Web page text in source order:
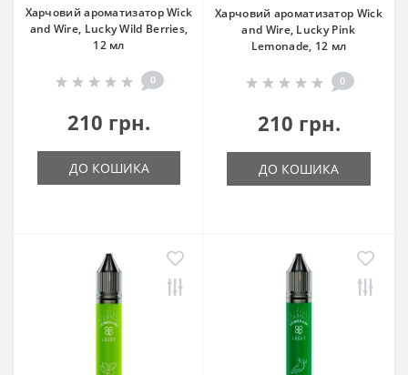
Харчовий ароматизатор Wick
and Wire, Lucky Wild Berries,
12 мл
0
210 грн.
ДО КОШИКА
Харчовий ароматизатор Wick
and Wire, Lucky Pink
Lemonade, 12 мл
0
210 грн.
ДО КОШИКА